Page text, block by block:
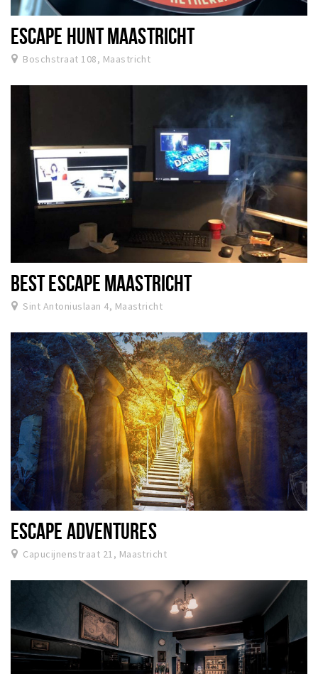
ESCAPE HUNT MAASTRICHT
Boschstraat 108, Maastricht
BEST ESCAPE MAASTRICHT
Sint Antoniuslaan 4, Maastricht
ESCAPE ADVENTURES
Capucijnenstraat 21, Maastricht